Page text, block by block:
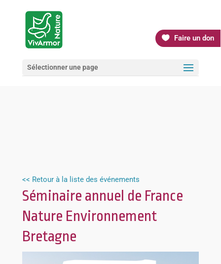
Faire un don
Sélectionner une page
<< Retour à la liste des événements
Séminaire annuel de France
Nature Environnement
Bretagne